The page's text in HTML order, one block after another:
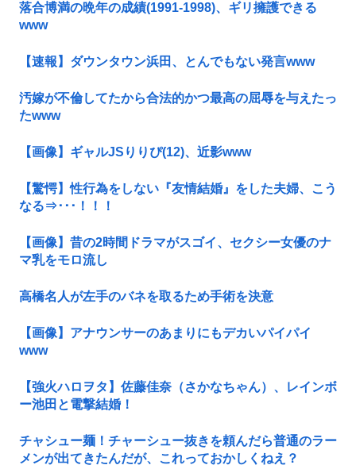
落合博満の晩年の成績(1991-1998)、ギリ擁護できる
www
【速報】ダウンタウン浜田、とんでもない発言www
汚嫁が不倫してたから合法的かつ最高の屈辱を与えたっ
たwww
【画像】ギャルJSりりぴ(12)、近影www
【驚愕】性行為をしない『友情結婚』をした夫婦、こう
なる⇒･･･！！！
【画像】昔の2時間ドラマがスゴイ、セクシー女優のナ
マ乳をモロ流し
高橋名人が左手のバネを取るため手術を決意
【画像】アナウンサーのあまりにもデカいパイパイ
www
【強火ハロヲタ】佐藤佳奈（さかなちゃん）、レインボ
ー池田と電撃結婚！
チャシュー麺！チャーシュー抜きを頼んだら普通のラー
メンが出てきたんだが、これっておかしくねえ？